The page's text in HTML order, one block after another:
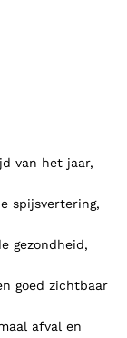
van het jaar,
spijsvertering,
gezondheid,
goed zichtbaar
afval en